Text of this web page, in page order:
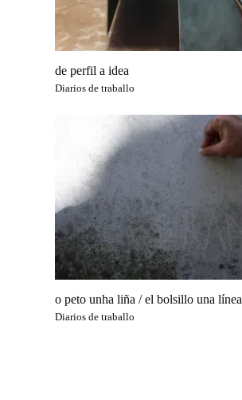
de perfil a idea
Diarios de traballo
o peto unha liña / el bolsillo una línea
Diarios de traballo